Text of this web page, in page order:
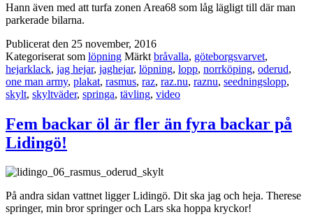
Hann även med att turfa zonen Area68 som låg lägligt till där man
parkerade bilarna.
Publicerat den 25 november, 2016
Kategoriserat som löpning Märkt bråvalla, göteborgsvarvet,
hejarklack, jag hejar, jaghejar, löpning, lopp, norrköping, oderud,
one man army, plakat, rasmus, raz, raz.nu, raznu, seedningslopp,
skylt, skyltväder, springa, tävling, video
Fem backar öl är fler än fyra backar på
Lidingö!
På andra sidan vattnet ligger Lidingö. Dit ska jag och heja. Therese
springer, min bror springer och Lars ska hoppa kryckor!